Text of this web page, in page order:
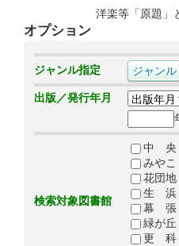
洋楽等「原題」
オプション
ジャンル指定
出版／発行年月
検索対象図書館
中 央
みやこ
花団地
生 浜
幕 張
緑が丘
更 科